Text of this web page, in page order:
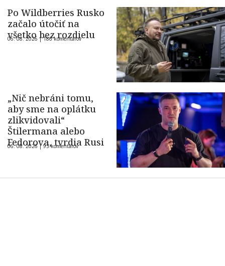
Po Wildberries Rusko
začalo útočiť na
všetko bez rozdielu
06. 08. 2026 |186 komentárov
„Nič nebráni tomu,
aby sme na oplátku
zlikvidovali“
Štilermana alebo
Fedorova, tvrdia Rusi
06. 08. 2026 |93 komentárov